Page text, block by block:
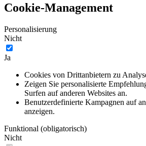
Cookie-Management
Personalisierung
Nicht
Ja
Cookies von Drittanbietern zu
Zeigen Sie personalisierte
Surfen auf anderen Websites an.
Benutzerdefinierte Kampagnen auf
anzeigen.
Funktional (obligatorisch)
Nicht